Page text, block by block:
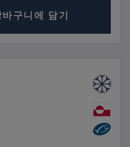
바구니에 담기